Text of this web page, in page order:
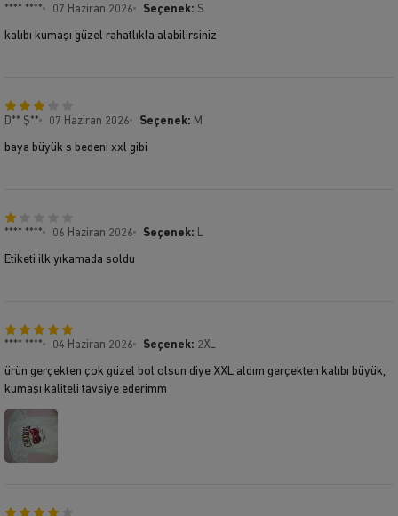
**** **** 07 Haziran 2026 Seçenek: S
kalıbı kumaşı güzel rahatlıkla alabilirsiniz
D** Ş** 07 Haziran 2026 Seçenek: M
baya büyük s bedeni xxl gibi
**** **** 06 Haziran 2026 Seçenek: L
Etiketi ilk yıkamada soldu
**** **** 04 Haziran 2026 Seçenek: 2XL
ürün gerçekten çok güzel bol olsun diye XXL aldım gerçekten kalıbı büyük,
kumaşı kaliteli tavsiye ederimm